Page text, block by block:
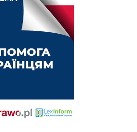
транспортних тощо. Це
сучасної системи
повітряним, автомобільним,
морським рухом та
портом, поширення
в освіті, науці і практиці,
судової влади,
та керуванні військами